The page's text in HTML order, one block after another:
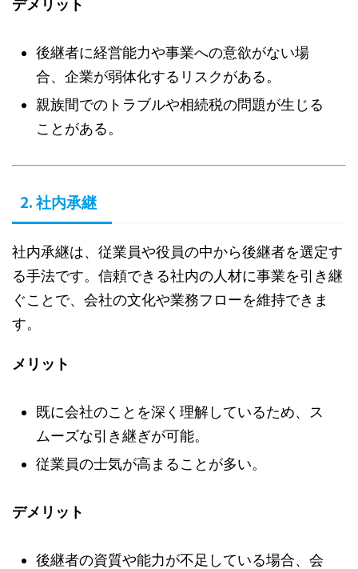
デメリット
後継者に経営能力や事業への意欲がない場
合、企業が弱体化するリスクがある。
親族間でのトラブルや相続税の問題が生じる
ことがある。
2. 社内承継
社内承継は、従業員や役員の中から後継者を選定す
る手法です。信頼できる社内の人材に事業を引き継
ぐことで、会社の文化や業務フローを維持できま
す。
メリット
既に会社のことを深く理解しているため、ス
ムーズな引き継ぎが可能。
従業員の士気が高まることが多い。
デメリット
後継者の資質や能力が不足している場合、会